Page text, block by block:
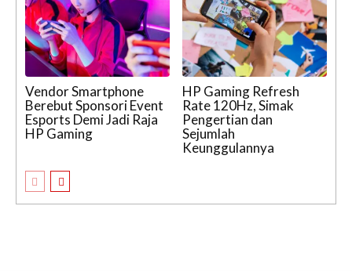
Vendor Smartphone
Berebut Sponsori Event
Esports Demi Jadi Raja
HP Gaming
HP Gaming Refresh
Rate 120Hz, Simak
Pengertian dan
Sejumlah
Keunggulannya